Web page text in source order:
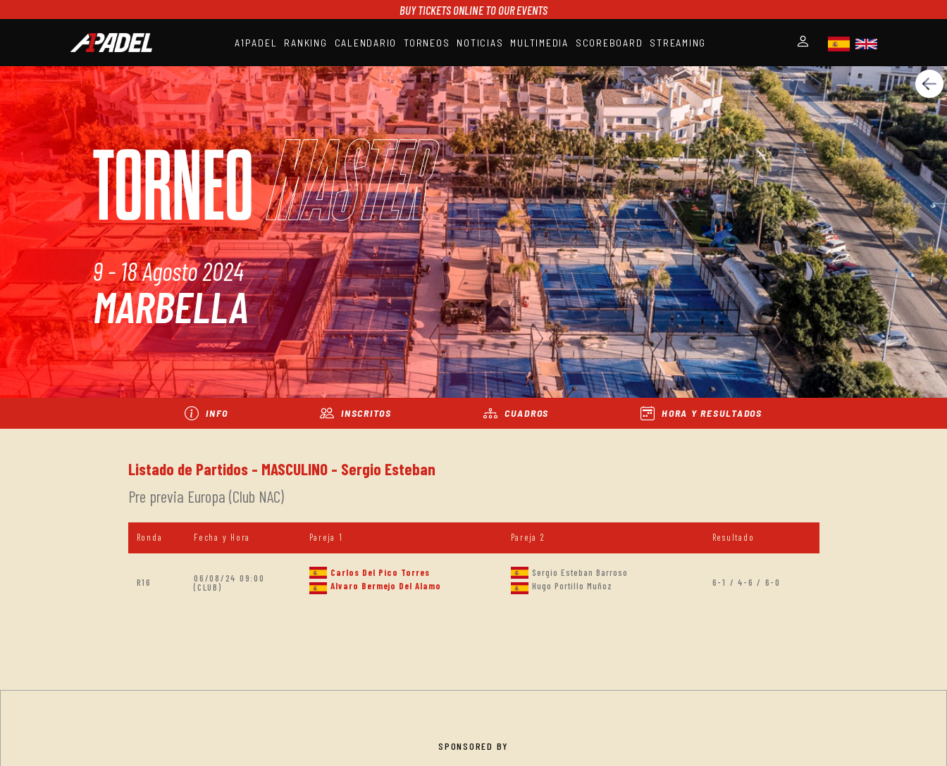
BUY TICKETS ONLINE TO OUR EVENTS
A1PADEL RANKING CALENDARIO TORNEOS NOTICIAS MULTIMEDIA SCOREBOARD STREAMING
A1PADEL
RANKING
CALENDARIO
TORNEOS
NOTICIAS
MULTIMEDIA
SCOREBOARD
STREAMING
TORNEOMaster
9 - 18 Agosto 2024
MARBELLA
INFO INSCRITOS CUADROS HORA Y RESULTADOS
Listado de Partidos - MASCULINO - Sergio Esteban
Pre previa Europa (Club NAC)
Ronda Fecha y Hora Pareja 1 Pareja 2 Resultado
R16
06/08/24 09:00
(CLUB)
Carlos Del Pico Torres
Alvaro Bermejo Del Alamo
Sergio Esteban Barroso
Hugo Portillo Muñoz
6-1 / 4-6 / 6-0
SPONSORED BY